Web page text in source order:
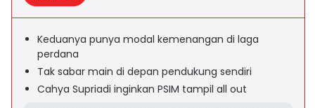
Keduanya punya modal kemenangan di laga
perdana
Tak sabar main di depan pendukung sendiri
Cahya Supriadi inginkan PSIM tampil all out